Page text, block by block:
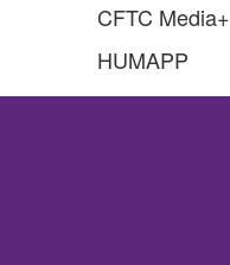
CFTC Media+
HUMAPP